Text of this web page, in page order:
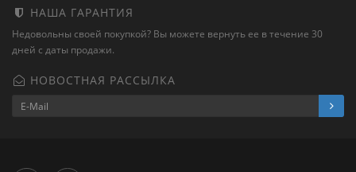
НАША ГАРАНТИЯ
Недовольны своей покупкой? Вы можете вернуть ее в течение 30
дней с даты продажи.
НОВОСТНАЯ РАССЫЛКА